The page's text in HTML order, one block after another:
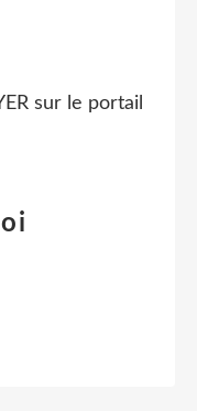
sur le portail